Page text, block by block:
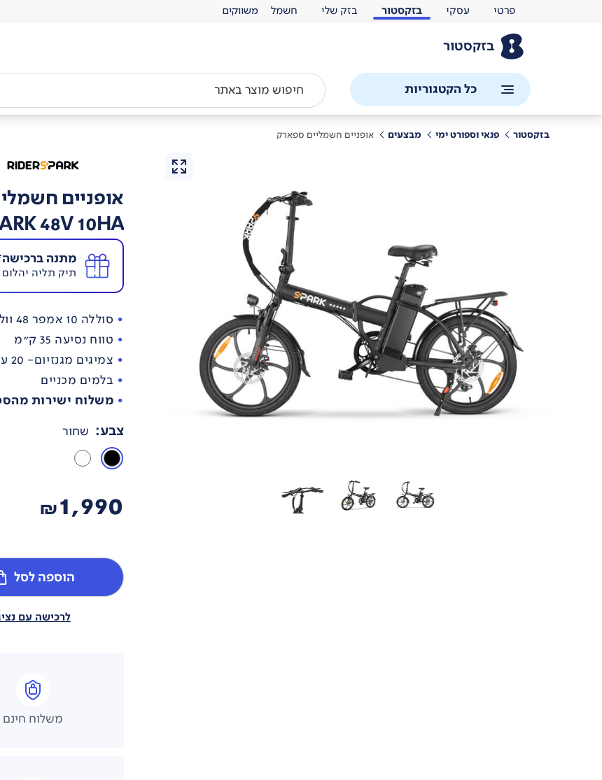
פרטי עסקי בזקסטור בזק שלי חשמל
בזקסטור
כל הקטגוריות
בזקסטור פנאי וספורט ימי מבצעים אופניים חשמליים ספארק
אופניים
48V 10HA
מתנה
תיק תליה יהלום
סוללה 10 אמפר 48 וולט
טווח נסיעה 35 ק"מ
צמיגים מגנזיום- 20 על 2.15 אינץ
בלמים מכניים
משלוח ישירות
צבע: שחור
1,990
₪
הוספה לסל
לרכישה עם
משלוח חינם
משווקים